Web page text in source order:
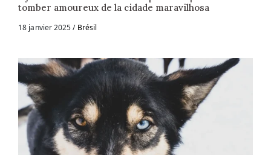
tomber amoureux de la cidade maravilhosa
18 janvier 2025 Brésil